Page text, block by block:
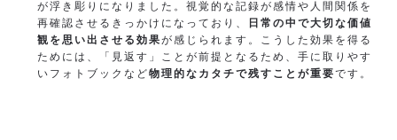
が浮き彫りになりました。視覚的な記録が感情や人間関係を
再確認させるきっかけになっており、
日常の中で大切な価値
観を思い出させる効果が感じられます。こうした効果を得る
ためには、「見返す」ことが前提となるため、手に取りやす
いフォトブックなど物理的なカタチで残すことが重要です。